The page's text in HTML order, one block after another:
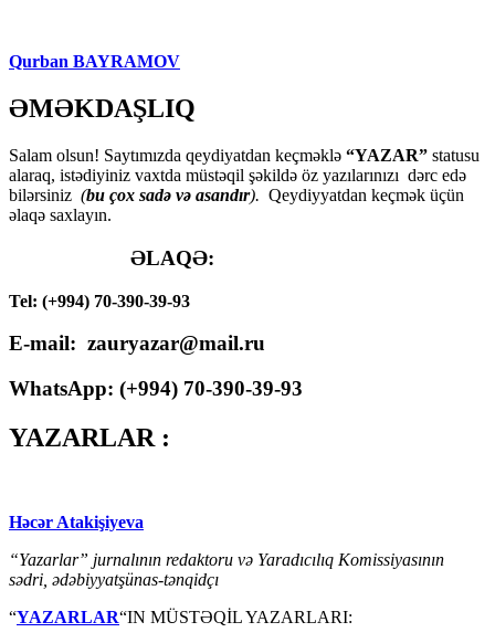
Qurban BAYRAMOV
ƏMƏKDAŞLIQ
Salam olsun! Saytımızda qeydiyatdan keçməklə “YAZAR” statusu
alaraq, istədiyiniz vaxtda müstəqil şəkildə öz yazılarınızı dərc edə
bilərsiniz (bu çox sadə və asandır). Qeydiyyatdan keçmək üçün
əlaqə saxlayın.
ƏLAQƏ:
Tel: (+994) 70-390-39-93
E-mail: zauryazar@mail.ru
WhatsApp: (+994) 70-390-39-93
YAZARLAR :
Həcər Atakişiyeva
“Yazarlar” jurnalının redaktoru və Yaradıcılıq Komissiyasının
sədri, ədəbiyyatşünas-tənqidçı
“YAZARLAR“IN MÜSTƏQİL YAZARLARI: